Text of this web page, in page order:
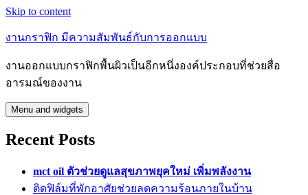
Skip to content
งานกราฟิก มีความสัมพันธ์กับการออกแบบ
งานออกแบบกราฟิกพื้นผิวเป็นอีกหนึ่งองค์ประกอบที่ช่วยสื่อ
อารมณ์ของงาน
Menu and widgets
Recent Posts
mct oil ตัวช่วยดูแลสุขภาพยุคใหม่ เพิ่มพลังงาน
ติดฟิล์มที่พักอาศัยช่วยลดความร้อนภายในบ้าน